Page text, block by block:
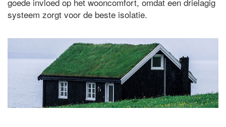
systeem zorgt voor de beste isolatie.